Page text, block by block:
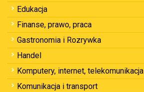
Edukacja
Finanse, prawo, praca
Gastronomia i Rozrywka
Handel
Komputery, internet, telekomunikacja
Komunikacja i transport